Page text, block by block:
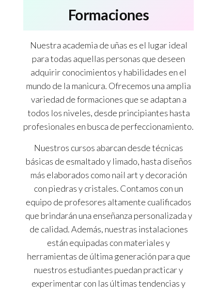
Formaciones
Nuestra academia de uñas es el lugar ideal
para todas aquellas personas que deseen
adquirir conocimientos y habilidades en el
mundo de la manicura. Ofrecemos una amplia
variedad de formaciones que se adaptan a
todos los niveles, desde principiantes hasta
profesionales en busca de perfeccionamiento.
Nuestros cursos abarcan desde técnicas
básicas de esmaltado y limado, hasta diseños
más elaborados como nail art y decoración
con piedras y cristales. Contamos con un
equipo de profesores altamente cualificados
que brindarán una enseñanza personalizada y
de calidad. Además, nuestras instalaciones
están equipadas con materiales y
herramientas de última generación para que
nuestros estudiantes puedan practicar y
experimentar con las últimas tendencias y